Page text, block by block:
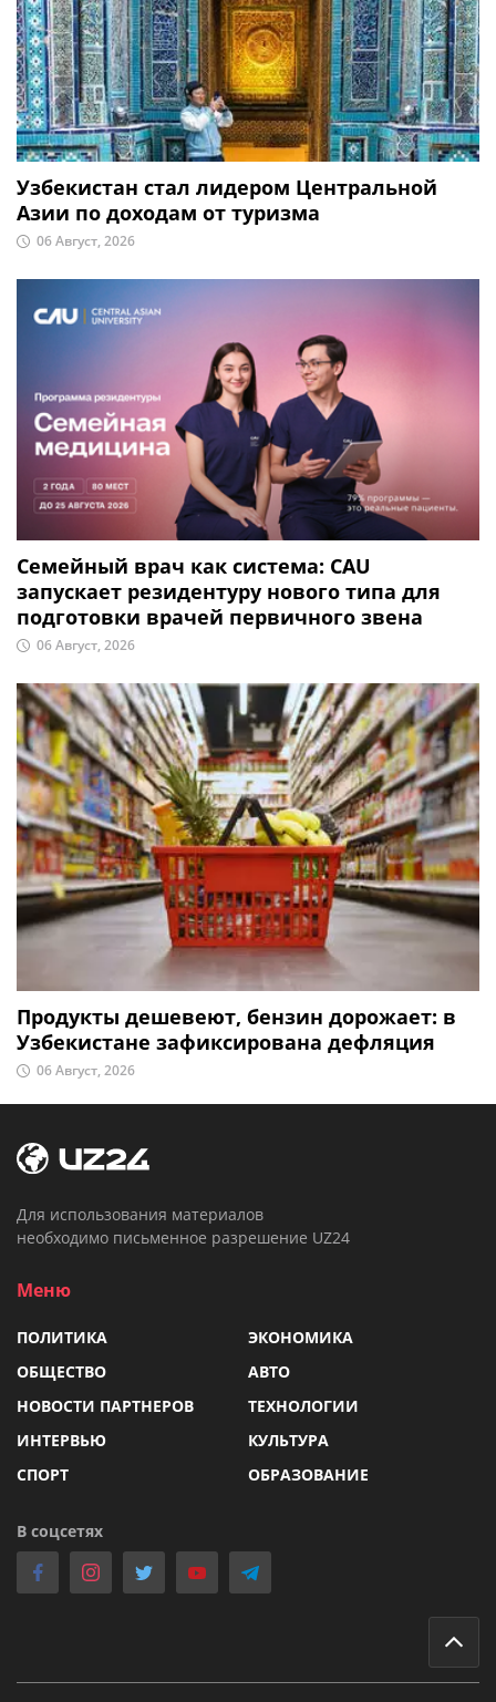
Узбекистан стал лидером Центральной
Азии по доходам от туризма
06 Август, 2026
Семейный врач как система: CAU
запускает резидентуру нового типа для
подготовки врачей первичного звена
06 Август, 2026
Продукты дешевеют, бензин дорожает: в
Узбекистане зафиксирована дефляция
06 Август, 2026
Для использования материалов
необходимо письменное разрешение UZ24
Меню
ПОЛИТИКА
ЭКОНОМИКА
ОБЩЕСТВО
АВТО
НОВОСТИ ПАРТНЕРОВ
ТЕХНОЛОГИИ
ИНТЕРВЬЮ
КУЛЬТУРА
СПОРТ
ОБРАЗОВАНИЕ
В соцсетях